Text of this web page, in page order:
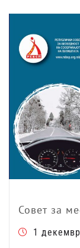
Совет за
1